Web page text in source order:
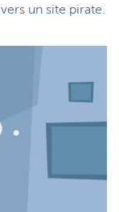
un site pirate.